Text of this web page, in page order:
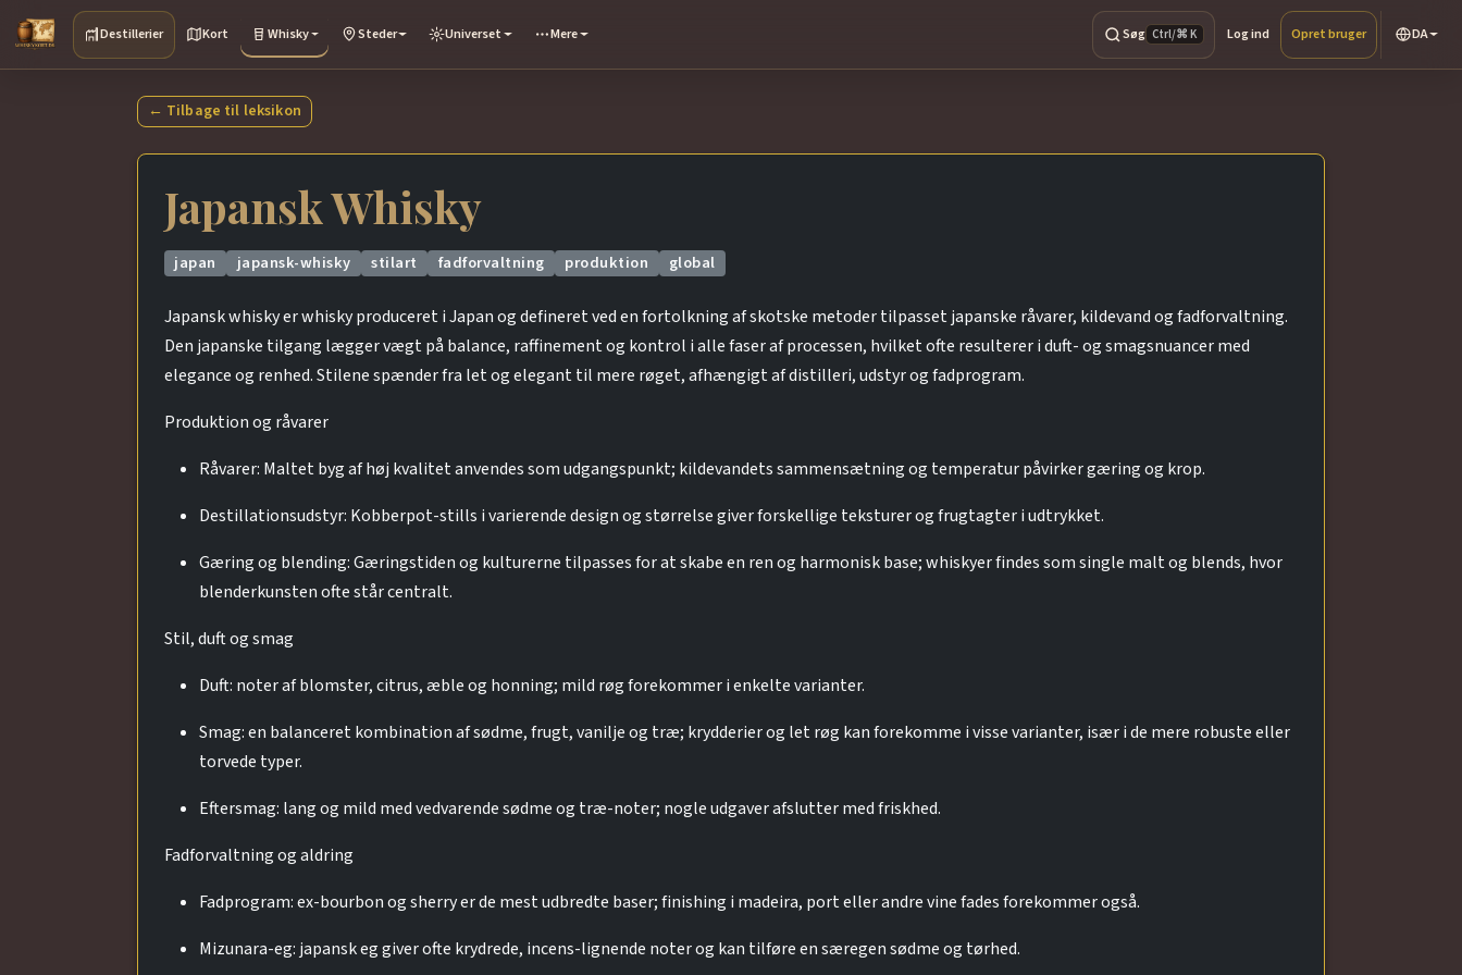
Destillerier Kort Whisky Steder Universet Mere Søg Ctrl/⌘ K Log ind Opret bruger DA
← Tilbage til leksikon
Japansk Whisky
japan japansk-whisky stilart fadforvaltning produktion global
Japansk whisky er whisky produceret i Japan og defineret ved en fortolkning af skotske metoder tilpasset japanske råvarer, kildevand og fadforvaltning.
Den japanske tilgang lægger vægt på balance, raffinement og kontrol i alle faser af processen, hvilket ofte resulterer i duft- og smagsnuancer med
elegance og renhed. Stilene spænder fra let og elegant til mere røget, afhængigt af distilleri, udstyr og fadprogram.
Produktion og råvarer
Råvarer: Maltet byg af høj kvalitet anvendes som udgangspunkt; kildevandets sammensætning og temperatur påvirker gæring og krop.
Destillationsudstyr: Kobberpot-stills i varierende design og størrelse giver forskellige teksturer og frugtagter i udtrykket.
Gæring og blending: Gæringstiden og kulturerne tilpasses for at skabe en ren og harmonisk base; whiskyer findes som single malt og blends, hvor
blenderkunsten ofte står centralt.
Stil, duft og smag
Duft: noter af blomster, citrus, æble og honning; mild røg forekommer i enkelte varianter.
Smag: en balanceret kombination af sødme, frugt, vanilje og træ; krydderier og let røg kan forekomme i visse varianter, især i de mere robuste eller
torvede typer.
Eftersmag: lang og mild med vedvarende sødme og træ-noter; nogle udgaver afslutter med friskhed.
Fadforvaltning og aldring
Fadprogram: ex-bourbon og sherry er de mest udbredte baser; finishing i madeira, port eller andre vine fades forekommer også.
Mizunara-eg: japansk eg giver ofte krydrede, incens-lignende noter og kan tilføre en særegen sødme og tørhed.